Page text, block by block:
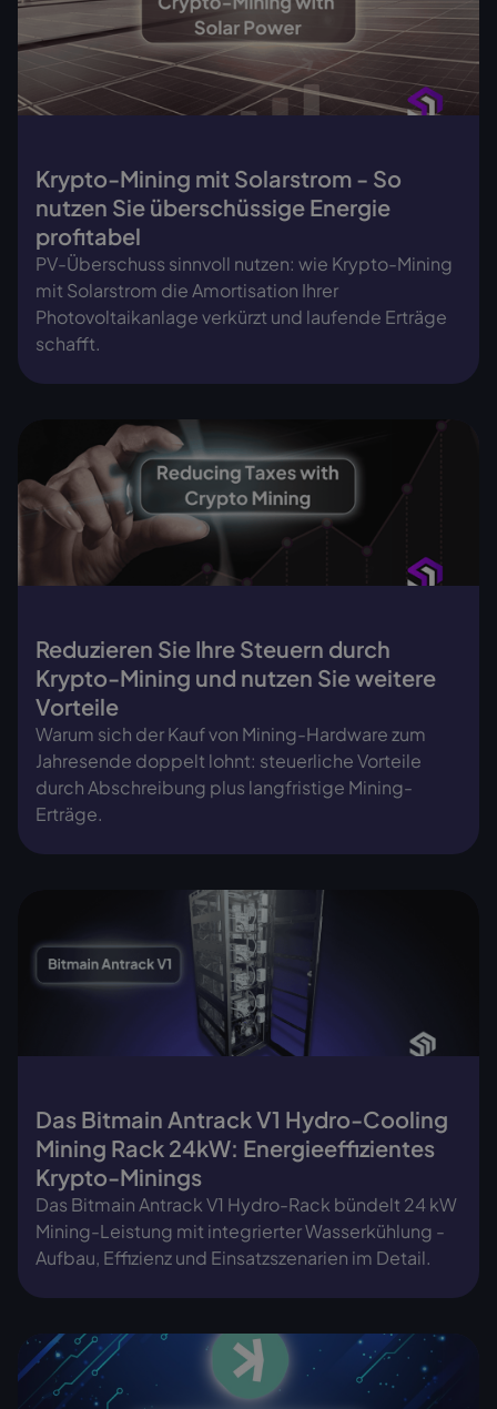
Krypto-Mining mit Solarstrom - So
nutzen Sie überschüssige Energie
profitabel
PV-Überschuss sinnvoll nutzen: wie Krypto-Mining
mit Solarstrom die Amortisation Ihrer
Photovoltaikanlage verkürzt und laufende Erträge
schafft.
Reduzieren Sie Ihre Steuern durch
Krypto-Mining und nutzen Sie weitere
Vorteile
Warum sich der Kauf von Mining-Hardware zum
Jahresende doppelt lohnt: steuerliche Vorteile
durch Abschreibung plus langfristige Mining-
Erträge.
Das Bitmain Antrack V1 Hydro-Cooling
Mining Rack 24kW: Energieeffizientes
Krypto-Minings
Das Bitmain Antrack V1 Hydro-Rack bündelt 24 kW
Mining-Leistung mit integrierter Wasserkühlung -
Aufbau, Effizienz und Einsatzszenarien im Detail.